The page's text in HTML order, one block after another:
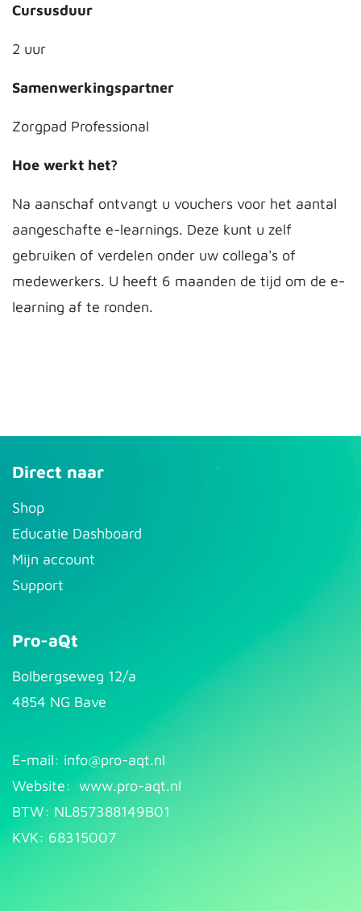
Cursusduur
2 uur
Samenwerkingspartner
Zorgpad Professional
Hoe werkt het?
Na aanschaf ontvangt u vouchers voor het aantal
aangeschafte e-learnings. Deze kunt u zelf
gebruiken of verdelen onder uw collega's of
medewerkers. U heeft 6 maanden de tijd om de e-
learning af te ronden.
Direct naar
S​hop
Educatie Dashboard
Mijn account
Support
Pro-aQt
Bolbergseweg 12/a
4854 NG Bave
E-mail: info@pr​o-aqt.nl
Website: www.pro-aqt.nl
BTW: NL857388149B01
KVK: 68315007